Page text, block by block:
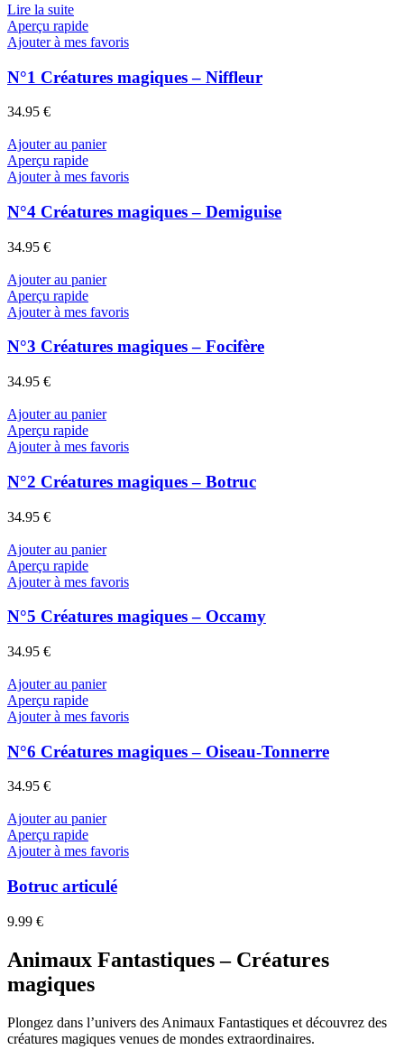
Lire la suite
Aperçu rapide
Ajouter à mes favoris
N°1 Créatures magiques – Niffleur
34.95 €
Ajouter au panier
Aperçu rapide
Ajouter à mes favoris
N°4 Créatures magiques – Demiguise
34.95 €
Ajouter au panier
Aperçu rapide
Ajouter à mes favoris
N°3 Créatures magiques – Focifère
34.95 €
Ajouter au panier
Aperçu rapide
Ajouter à mes favoris
N°2 Créatures magiques – Botruc
34.95 €
Ajouter au panier
Aperçu rapide
Ajouter à mes favoris
N°5 Créatures magiques – Occamy
34.95 €
Ajouter au panier
Aperçu rapide
Ajouter à mes favoris
N°6 Créatures magiques – Oiseau-Tonnerre
34.95 €
Ajouter au panier
Aperçu rapide
Ajouter à mes favoris
Botruc articulé
9.99 €
Animaux Fantastiques – Créatures
magiques
Plongez dans l’univers des Animaux Fantastiques et découvrez des
créatures magiques venues de mondes extraordinaires.